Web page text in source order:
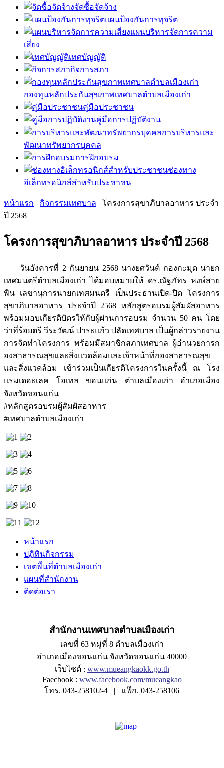
จัดซื้อจัดจ้าง
แผนป้องกันการทุจริต
แผนบริหารจัดการความ
เสี่ยง
เทศบัญญัติ
กิจการสภา
กองทุนหลักประกันสุขภาพเทศบาลตำบลเมืองเก่า
คู่มือประชาชน
คู่มือการปฏิบัติงาน
การบริหารและ
พัฒนาทรัพยากรบุคคล
การฝึกอบรม
ช่องทาง
อิเล็กทรอนิกส์สำหรับประชาชน
หน้าแรก กิจกรรมเทศบาล
โครงการสุขาภิบาลอาหาร ประจำ
ปี 2568
โครงการสุขาภิบาลอาหาร ประจำปี 2568
วันอังคารที่ 2 กันยายน 2568 นางยศวันต์ กองกะมุด นายก
เทศมนตรีตำบลเมืองเก่า ได้มอบหมายให้ ดร.ณัฐภัทร หงษ์สาย
พิน เลขานุการนายกเทศมนตรี เป็นประธานเปิด-ปิด โครงการ
สุขาภิบาลอาหาร ประจำปี 2568 หลักสูตรอบรมผู้สัมผัสอาหาร
พร้อมมอบเกียรติบัตรให้กับผู้ผ่านการอบรม จำนวน 50 คน โดย
ว่าที่ร้อยตรี วีระวัฒน์ ปาระแก้ว ปลัดเทศบาล เป็นผู้กล่าวรายงาน
การจัดทำโครงการ พร้อมมีสมาชิกสภาเทศบาล ผู้อำนวยการก
องสาธารณสุขและสิ่งแวดล้อมและเจ้าหน้าที่กองสาธารณสุข
และสิ่งแวดล้อม เข้าร่วมเป็นเกียรติโครงการในครั้งนี้ ณ โรง
แรมเดอะเลค โฮเทล ขอนแก่น ตำบลเมืองเก่า อำเภอเมือง
จังหวัดขอนแก่น
#หลักสูตรอบรมผู้สัมผัสอาหาร
#เทศบาลตำบลเมืองเก่า
หน้าแรก
ปฏิทินกิจกรรม
เขตพื้นที่ตำบลเมืองเก่า
แผนที่สำนักงาน
ติดต่อเรา
สำนักงานเทศบาลตำบลเมืองเก่า
เลขที่ 63 หมู่ที่ 8 ตำบลเมืองเก่า
อำเภอเมืองขอนแก่น จังหวัดขอนแก่น 40000
เว็บไซต์ : www.mueangkaokk.go.th
Faecbook : www.facebook.com/mueangkao
โทร. 043-258102-4 | แฟ๊ก. 043-258106